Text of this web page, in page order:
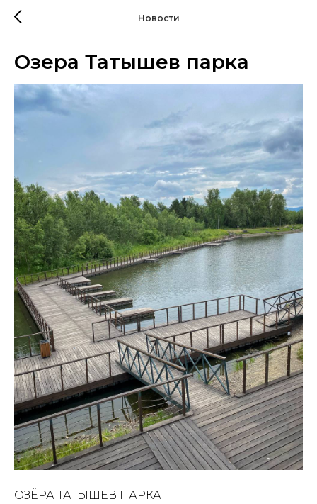
Новости
Озера Татышев парка
ОЗЁРА ТАТЫШЕВ ПАРКА